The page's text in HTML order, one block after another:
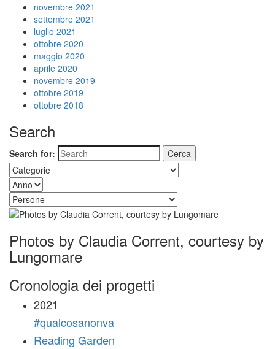
novembre 2021
settembre 2021
luglio 2021
ottobre 2020
maggio 2020
aprile 2020
novembre 2019
ottobre 2019
ottobre 2018
Search
Search for:
Photos by Claudia Corrent, courtesy by
Lungomare
Cronologia dei progetti
2021
#qualcosanonva
Reading Garden